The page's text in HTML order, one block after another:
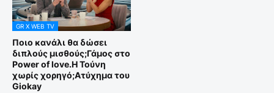
GR X WEB TV
Ποιο κανάλι θα δώσει
διπλούς μισθούς;Γάμος στο
Power of love.Η Τούνη
χωρίς χορηγό;Aτύχημα του
Giokay